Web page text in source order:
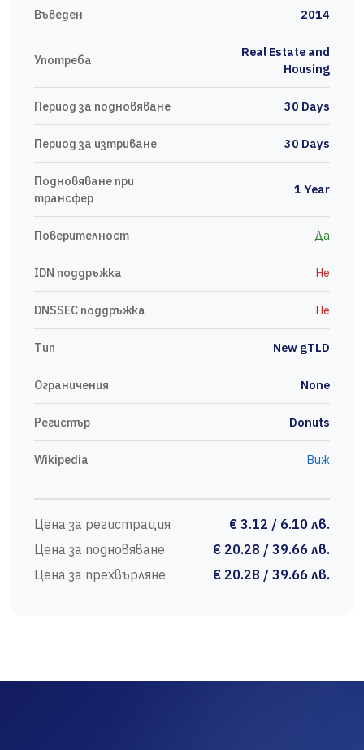
Въведен 2014
Употреба
Real Estate and
Housing
Период за подновяване 30 Days
Период за изтриване 30 Days
Подновяване при
трансфер
1 Year
Поверителност Да
IDN поддръжка Не
DNSSEC поддръжка Не
Тип New gTLD
Ограничения None
Регистър Donuts
Wikipedia Виж
Цена за регистрация
€ 3.12 / 6.10 лв.
Цена за подновяване
€ 20.28 / 39.66 лв.
Цена за прехвърляне
€ 20.28 / 39.66 лв.